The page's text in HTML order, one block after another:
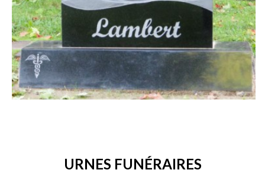
URNES FUNÉRAIRES